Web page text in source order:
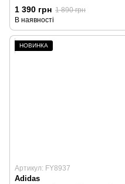
1 390 грн 1 890 грн
В наявності
НОВИНКА
Артикул: FY8937
Adidas